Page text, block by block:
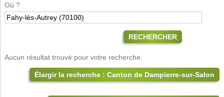
Où ?
RECHERCHER
Aucun résultat trouvé pour votre recherche.
Élargir la recherche : Canton de Dampierre-sur-Salon